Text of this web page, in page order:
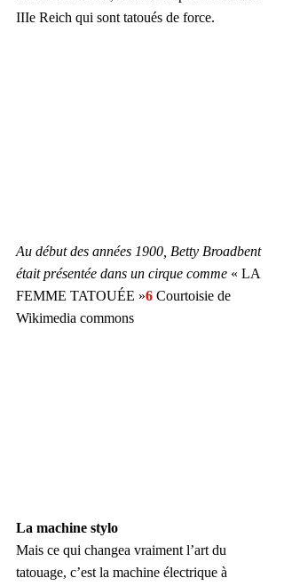
IIIe Reich qui sont tatoués de force.
Au début des années 1900, Betty Broadbent
était présentée dans un cirque comme « LA
FEMME TATOUÉE »6 Courtoisie de
Wikimedia commons
La machine stylo
Mais ce qui changea vraiment l’art du
tatouage, c’est la machine électrique à